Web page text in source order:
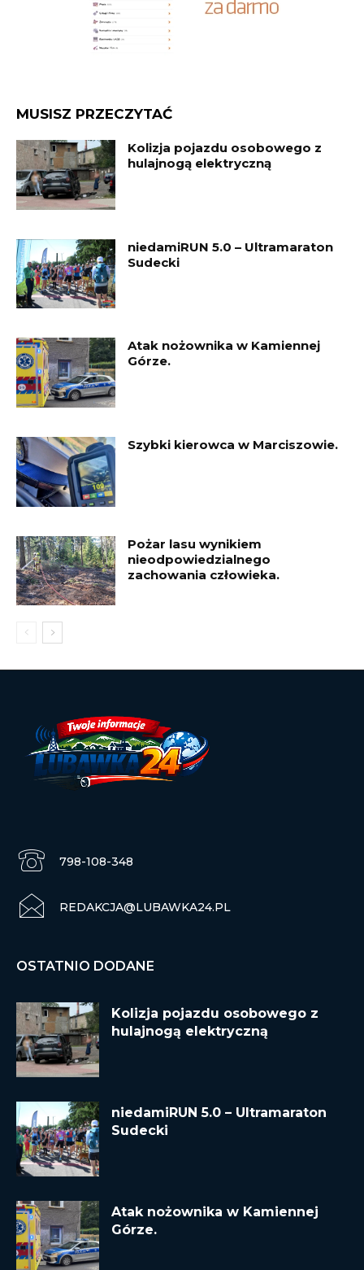
MUSISZ PRZECZYTAĆ
Kolizja pojazdu osobowego z
hulajnogą elektryczną
niedamiRUN 5.0 – Ultramaraton
Sudecki
Atak nożownika w Kamiennej
Górze.
Szybki kierowca w Marciszowie.
Pożar lasu wynikiem
nieodpowiedzialnego
zachowania człowieka.
798-108-348
REDAKCJA@LUBAWKA24.PL
OSTATNIO DODANE
Kolizja pojazdu osobowego z
hulajnogą elektryczną
niedamiRUN 5.0 – Ultramaraton
Sudecki
Atak nożownika w Kamiennej
Górze.